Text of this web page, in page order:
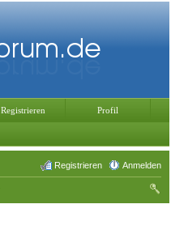
Registrieren Profil
Anmelden
Registrieren